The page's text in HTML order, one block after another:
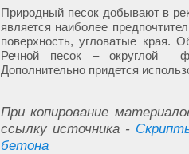
Природный песок добывают в
является наиболее
поверхность, угловатые края.
Речной песок – округлой
Дополнительно придется
При копирование
ссылку источника -
бетона